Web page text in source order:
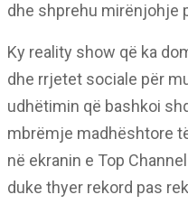
dhe shprehu mirënjohje
Ky reality show që ka
dhe rrjetet sociale për
udhëtimin që bashkoi
mbrëmje madhështore
në ekranin e Top
duke thyer rekord pas